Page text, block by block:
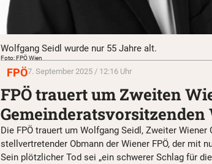
Wolfgang Seidl wurde nur 55 Jahre alt.
Foto: FPÖ Wien
FPÖ7. September 2025 / 12:16 Uhr
FPÖ trauert um Zweiten
Gemeinderatsvorsitzenden
Die FPÖ trauert um Wolfgang Seidl, Zweiter
stellvertretender Obmann der Wiener FPÖ, der mit
Sein plötzlicher Tod sei „ein schwerer Schlag für